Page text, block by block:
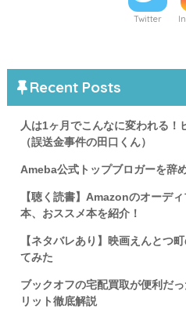
Twitter
Recent Posts
人は1ヶ月でこんなに変われる！
（誤送金事件の田口くん）
Ameba公式トップブロガーを辞
【聴く読書】Amazonのオーデ
本、おススメ本を紹介！
【ネタバレあり】映画えんとつ
てみた
ブックオフの宅配買取が便利だ
リット徹底解説